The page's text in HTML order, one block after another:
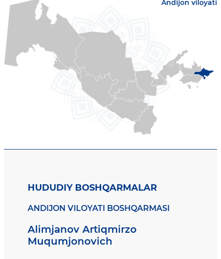
Andijon viloyati
HUDUDIY BOSHQARMALAR
ANDIJON VILOYATI BOSHQARMASI
Alimjanov Artiqmirzo
Muqumjonovich